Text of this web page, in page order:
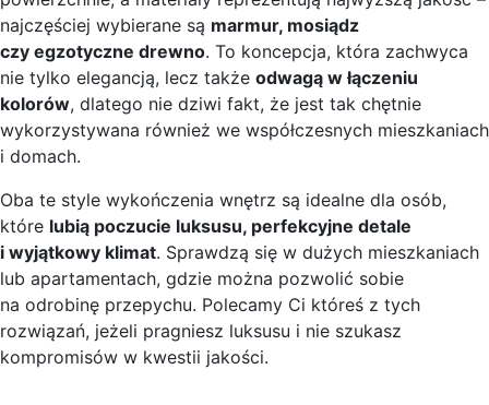
najczęściej wybierane są marmur, mosiądz
czy egzotyczne drewno. To koncepcja, która zachwyca
nie tylko elegancją, lecz także odwagą w łączeniu
kolorów, dlatego nie dziwi fakt, że jest tak chętnie
wykorzystywana również we współczesnych mieszkaniach
i domach.
Oba te style wykończenia wnętrz są idealne dla osób,
które lubią poczucie luksusu, perfekcyjne detale
i wyjątkowy klimat. Sprawdzą się w dużych mieszkaniach
lub apartamentach, gdzie można pozwolić sobie
na odrobinę przepychu. Polecamy Ci któreś z tych
rozwiązań, jeżeli pragniesz luksusu i nie szukasz
kompromisów w kwestii jakości.